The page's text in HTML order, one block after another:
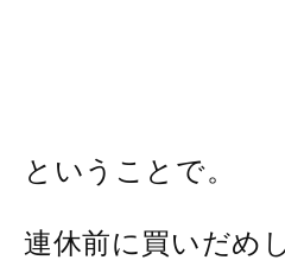
ということで。
連休前に買いだめ